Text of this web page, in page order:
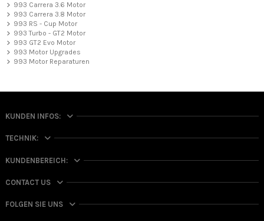
993 Carrera 3.6 Motor
993 Carrera 3.8 Motor
993 RS - Cup Motor
993 Turbo - GT2 Motor
993 GT2 Evo Motor
993 Motor Upgrades
993 Motor Reparaturen
KUNDEN INFOS:
TECHNIK:
KUNDENBEREICH:
CONTACT US
FOLGEN SIE UNS